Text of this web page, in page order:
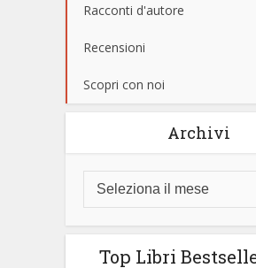
Racconti d'autore
Recensioni
Scopri con noi
Archivi
Top Libri